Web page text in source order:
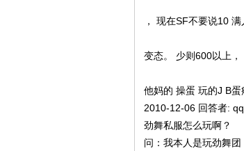
， 现在SF不要说10
变态。 少则600以上
他妈的 操蛋 玩的J B蛋
2010-12-06 回答者:
劲舞私服怎么玩啊？
问：我本人是玩劲舞